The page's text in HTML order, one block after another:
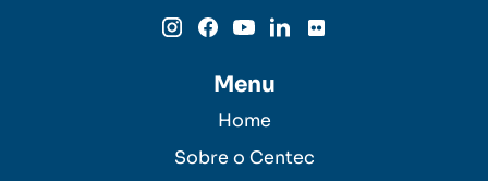
Menu
Home
Sobre o Centec